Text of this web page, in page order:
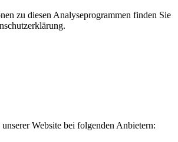
zu diesen Analyseprogrammen finden Sie
Website bei folgenden Anbietern: